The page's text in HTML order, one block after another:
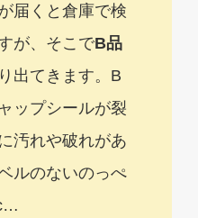
届くと倉庫で検
が、そこでB品
出てきます。B
ップシールが裂
汚れや破れがあ
ルのないのっぺ